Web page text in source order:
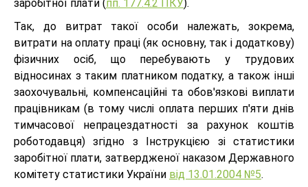
заробітної плати (пп. 177.4.2 ПКУ).
Так, до витрат такої особи належать, зокрема,
витрати на оплату праці (як основну, так і додаткову)
фізичних осіб, що перебувають у трудових
відносинах з таким платником податку, а також інші
заохочувальні, компенсаційні та обов'язкові виплати
працівникам (в тому числі оплата перших п'яти днів
тимчасової непрацездатності за рахунок коштів
роботодавця) згідно з Інструкцією зі статистики
заробітної плати, затвердженої наказом Державного
комітету статистики України від 13.01.2004 №5.